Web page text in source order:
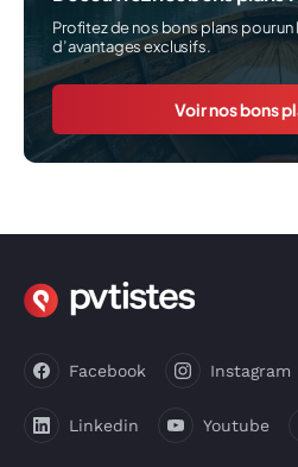
Profitez de nos bons plans pour un
d’avantages exclusifs.
Voir nos bons
Facebook Instagram
Linkedin Youtube